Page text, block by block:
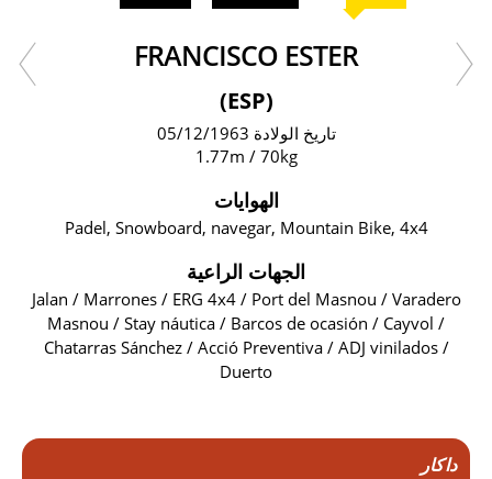
FRANCISCO ESTER
(ESP)
تاريخ الولادة 05/12/1963
1.77m / 70kg
الهوايات
Padel, Snowboard, navegar, Mountain Bike, 4x4
الجهات الراعية
Jalan / Marrones / ERG 4x4 / Port del Masnou / Varadero
Masnou / Stay náutica / Barcos de ocasión / Cayvol /
Chatarras Sánchez / Acció Preventiva / ADJ vinilados /
Duerto
داكار